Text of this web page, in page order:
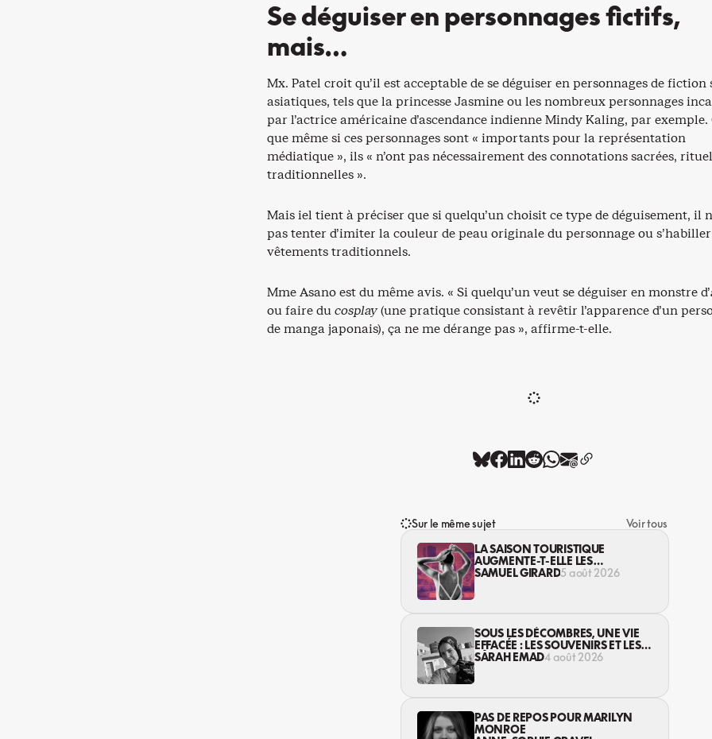
Se déguiser en personnages fictifs,
mais…
Mx. Patel croit qu’il est acceptable de se déguiser en personnages de fiction
asiatiques, tels que la princesse Jasmine ou les nombreux personnages
par l’actrice américaine d’ascendance indienne Mindy Kaling, par exemple.
que même si ces personnages sont « importants pour la représentation
médiatique », ils « n’ont pas nécessairement des connotations sacrées,
traditionnelles ».
Mais iel tient à préciser que si quelqu’un choisit ce type de déguisement, il
pas tenter d’imiter la couleur de peau originale du personnage ou
vêtements traditionnels.
Mme Asano est du même avis. « Si quelqu’un veut se déguiser en monstre d’
ou faire ducosplay(une pratique consistant à revêtir l’apparence d’un
de manga japonais), ça ne me dérange pas », affirme-t-elle.
Sur le même sujet
Voir tous
LA SAISON TOURISTIQUE
AUGMENTE-T-ELLE LES
VIOLENCES CONTRE LES
SAMUEL GIRARD5 août 2026
SOUS LES DÉCOMBRES, UNE VIE
EFFACÉE : LES SOUVENIRS ET LES
RÊVES PERDUS DES HABITANT·ES
SARAH EMAD4 août 2026
PAS DE REPOS POUR MARILYN
MONROE